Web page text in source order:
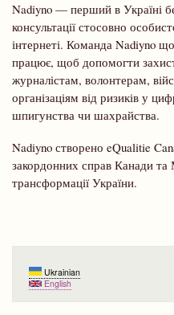
Nadiyno — перший в Україні
консультації стосовно
інтернеті. Команда Nadiyno
працює, щоб допомогти
журналістам, волонтерам,
організаціям від ризиків у
шпигунства чи шахрайства.
Nadiyno створено eQualitie
закордонних справ Канади та
трансформації України.
Ukrainian
English